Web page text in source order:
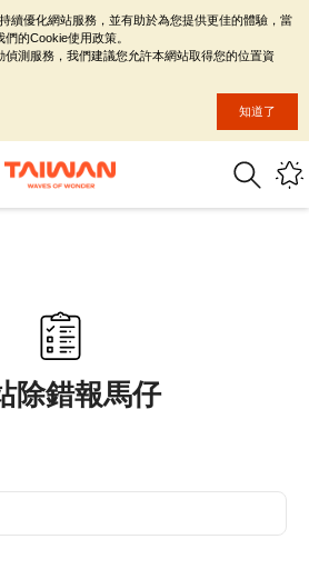
除錯報馬仔
續優化網站服務，並有助於為您提供更佳的體驗，當
的Cookie使用政策。
偵測服務，我們建議您允許本網站取得您的位置資
知道了